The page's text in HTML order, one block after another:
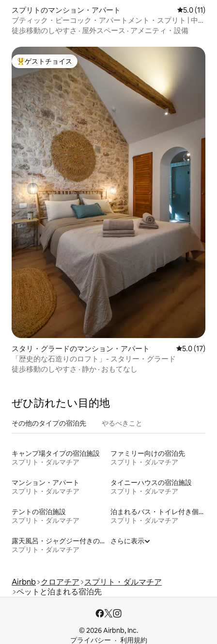
スプリトのマンション・アパート レビュー11
5.0 (11)
ブティック・ピーコック・アパートメント・スプリト | 中心
部
徒歩移動のしやすさ · 屋外スペース · アメニティ・設備
大好評のゲストチョイスです。
ゲストチョイス
スタリ・グラードのマンション・アパート レビュー17
5.0 (17)
「歴史的な石造りのロフト」- スタリー・グラード
徒歩移動のしやすさ · 静か · おもてなし
ぜひ訪⁠れ⁠た⁠い目⁠的⁠地
その他のタ⁠イ⁠プ⁠の宿⁠泊⁠先 やるべきこと
キャンプ場タイプの宿泊施設
スプリト・ダルマチア
ファミリー向けの宿泊先
スプリト・ダルマチア
マンション・アパート
スプリト・ダルマチア
タイニーハウスの宿泊施設
スプリト・ダルマチア
テントの宿泊施設
スプリト・ダルマチア
泊まれるバス・トイレ付き個室
スプリト・ダルマチア
露天風呂・ジャグジー付きの宿泊施設
スプリト・ダルマチア
さらに表示
Airbnb クロアチア スプリト・ダルマチア
ペットと泊まれる宿泊先
© 2026 Airbnb, Inc.
プライバシー
利用規約